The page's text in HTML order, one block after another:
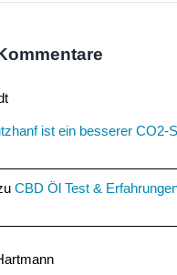
ist ein besserer CO2-
CBD Öl Test &